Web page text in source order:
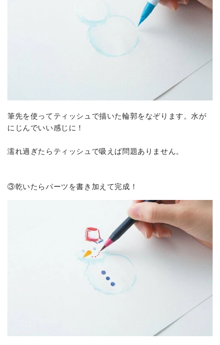
筆先を使ってティッシュで描いた輪郭をなぞります。水が
にじんでいい感じに！
濡れ過ぎたらティッシュで吸えば問題ありません。
③乾いたらパーツを書き加えて完成！